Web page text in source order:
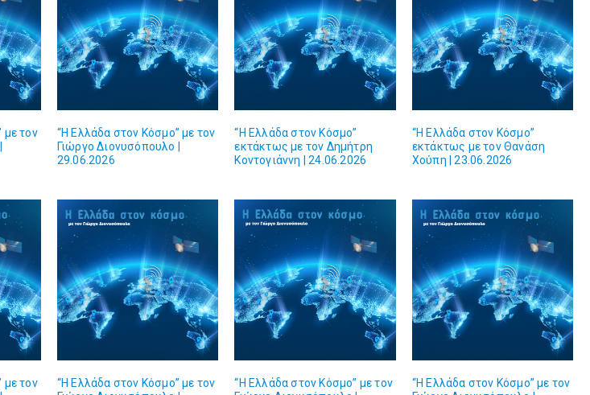
με τον
“Η Ελλάδα στον Κόσμο” με τον
Γιώργο Διονυσόπουλο |
29.06.2026
“Η Ελλάδα στον Κόσμο”
εκτάκτως με τον Δημήτρη
Κοντογιάννη | 24.06.2026
“Η Ελλάδα στον Κόσμο”
εκτάκτως με τον Θανάση
Χούπη | 23.06.2026
με τον
“Η Ελλάδα στον Κόσμο” με τον
“Η Ελλάδα στον Κόσμο” με τον
“Η Ελλάδα στον Κόσμο” με τον